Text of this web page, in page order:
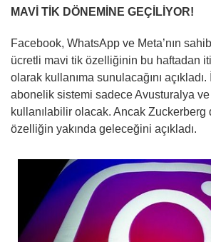
MAVİ TİK DÖNEMİNE GEÇİLİYOR!
Facebook, WhatsApp ve Meta’nın
ücretli mavi tik özelliğinin bu haftadan
olarak kullanıma sunulacağını
abonelik sistemi sadece Avusturalya ve
kullanılabilir olacak. Ancak
özelliğin yakında geleceğini açıkladı.